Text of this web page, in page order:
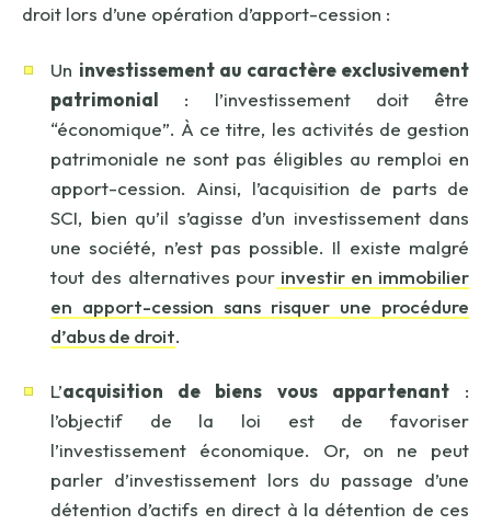
droit lors d’une opération d’apport-cession :
Un investissement au caractère exclusivement
patrimonial : l’investissement doit être
“économique”. À ce titre, les activités de gestion
patrimoniale ne sont pas éligibles au remploi en
apport-cession. Ainsi, l’acquisition de parts de
SCI, bien qu’il s’agisse d’un investissement dans
une société, n’est pas possible. Il existe malgré
tout des alternatives pour investir en immobilier
en apport-cession sans risquer une procédure
d’abus de droit.
L’acquisition de biens vous appartenant:
l’objectif de la loi est de favoriser
l’investissement économique. Or, on ne peut
parler d’investissement lors du passage d’une
détention d’actifs en direct à la détention de ces